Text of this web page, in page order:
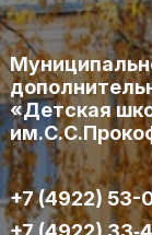
«Детская
+7 (4922) 53-